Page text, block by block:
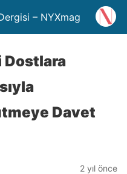
– NYXmag
Dostlara
Davet
2 yıl önce